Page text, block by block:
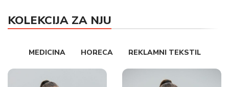
HORECA UNIFORME
KOLEKCIJA ZA NJU
MEDICINA HORECA REKLAMNI TEKSTIL